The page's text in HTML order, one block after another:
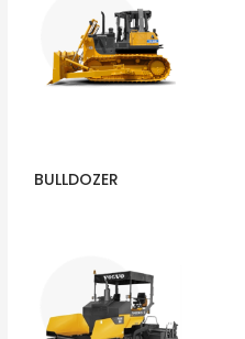
BULLDOZER